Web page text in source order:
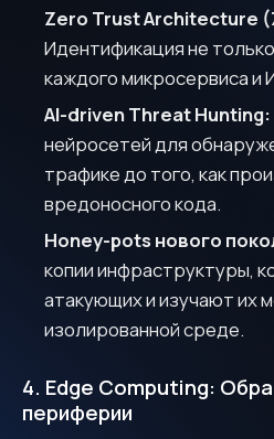
Zero Trust Architecture
Идентификация не
каждого микросервиса и
AI-driven Threat Hunting:
нейросетей для
трафике до того, как
вредоносного кода.
Honey-pots нового
копии инфраструктуры,
атакующих и изучают их
изолированной среде.
4. Edge Computing:
периферии
I consent to the processing
accordance with thePrivacy